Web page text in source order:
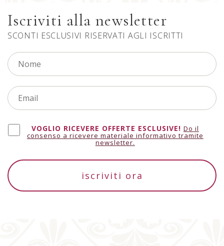
Iscriviti alla newsletter
SCONTI ESCLUSIVI RISERVATI AGLI ISCRITTI
VOGLIO RICEVERE OFFERTE ESCLUSIVE! Do il
consenso a ricevere materiale informativo tramite
newsletter.
iscriviti ora